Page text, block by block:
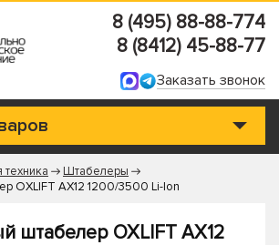
8 (495) 88-88-774
8 (8412) 45-88-77
Заказать звонок
техника
Штабелеры
OXLIFT AX12 1200/3500 Li-Ion
штабелер OXLIFT AX12